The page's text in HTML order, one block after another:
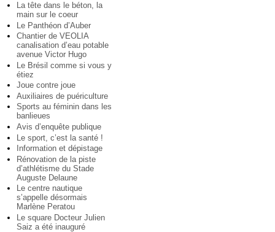
La tête dans le béton, la
main sur le coeur
Le Panthéon d’Auber
Chantier de VEOLIA
canalisation d’eau potable
avenue Victor Hugo
Le Brésil comme si vous y
étiez
Joue contre joue
Auxiliaires de puériculture
Sports au féminin dans les
banlieues
Avis d’enquête publique
Le sport, c’est la santé !
Information et dépistage
Rénovation de la piste
d’athlétisme du Stade
Auguste Delaune
Le centre nautique
s’appelle désormais
Marlène Peratou
Le square Docteur Julien
Saiz a été inauguré